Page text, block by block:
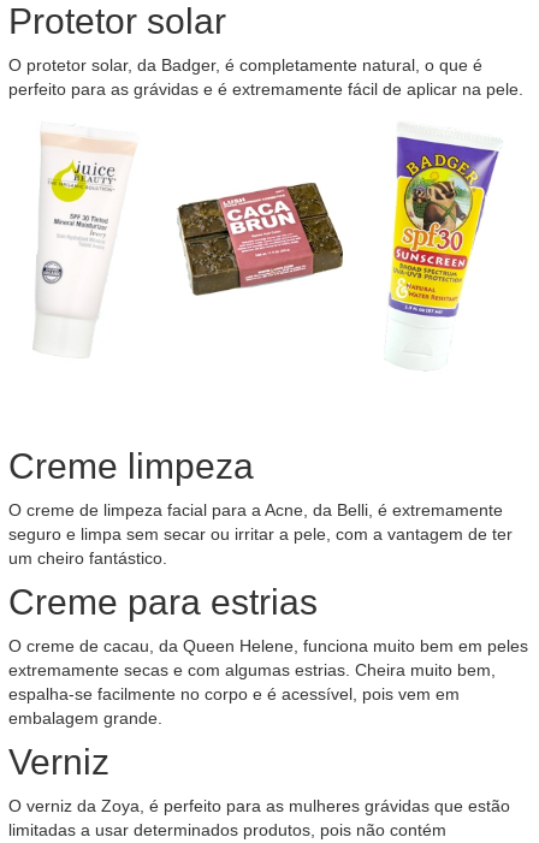
Protetor solar
O protetor solar, da Badger, é completamente natural, o que é
perfeito para as grávidas e é extremamente fácil de aplicar na pele.
Creme limpeza
O creme de limpeza facial para a Acne, da Belli, é extremamente
seguro e limpa sem secar ou irritar a pele, com a vantagem de ter
um cheiro fantástico.
Creme para estrias
O creme de cacau, da Queen Helene, funciona muito bem em peles
extremamente secas e com algumas estrias. Cheira muito bem,
espalha-se facilmente no corpo e é acessível, pois vem em
embalagem grande.
Verniz
O verniz da Zoya, é perfeito para as mulheres grávidas que estão
limitadas a usar determinados produtos, pois não contém